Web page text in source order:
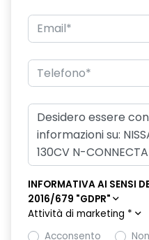
INFORMATIVA AI SENSI
2016/679 "GDPR"
Attività di marketing *
Acconsento